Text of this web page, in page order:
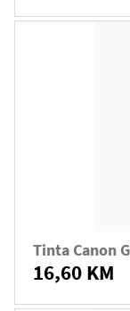
Tinta Canon
16,60 KM